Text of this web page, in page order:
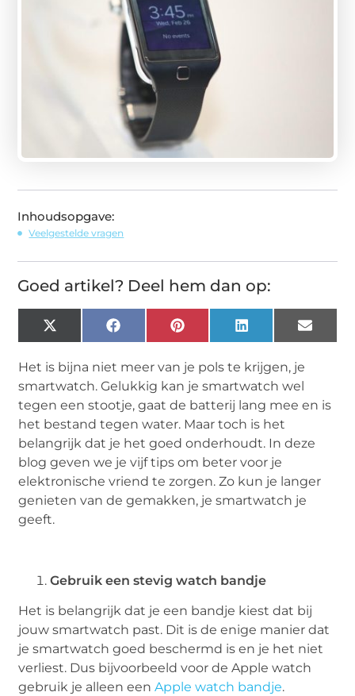
Inhoudsopgave:
Veelgestelde vragen
Goed artikel? Deel hem dan op:
X
(Twitter)
FacebookPinterest LinkedIn Email
Het is bijna niet meer van je pols te krijgen, je
smartwatch. Gelukkig kan je smartwatch wel
tegen een stootje, gaat de batterij lang mee en is
het bestand tegen water. Maar toch is het
belangrijk dat je het goed onderhoudt. In deze
blog geven we je vijf tips om beter voor je
elektronische vriend te zorgen. Zo kun je langer
genieten van de gemakken, je smartwatch je
geeft.
Gebruik een stevig watch bandje
Het is belangrijk dat je een bandje kiest dat bij
jouw smartwatch past. Dit is de enige manier dat
je smartwatch goed beschermd is en je het niet
verliest. Dus bijvoorbeeld voor de Apple watch
gebruik je alleen eenApple watch bandje.